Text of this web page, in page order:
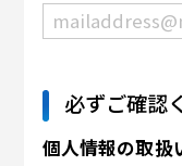
必ずご確認
個人情報の取扱